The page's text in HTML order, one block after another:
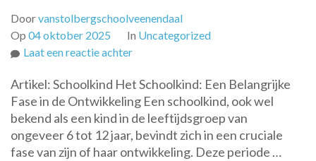
Doorvanstolbergschoolveenendaal
Op 04 oktober 2025 In Uncategorized
Laat een reactie achterop
Belangrijke
Ontwikkeling
van
het
Schoolkind:
Artikel: Schoolkind Het Schoolkind: Een Belangrijke
Fase in de Ontwikkeling Een schoolkind, ook wel
bekend als een kind in de leeftijdsgroep van
ongeveer 6 tot 12 jaar, bevindt zich in een cruciale
fase van zijn of haar ontwikkeling. Deze periode …